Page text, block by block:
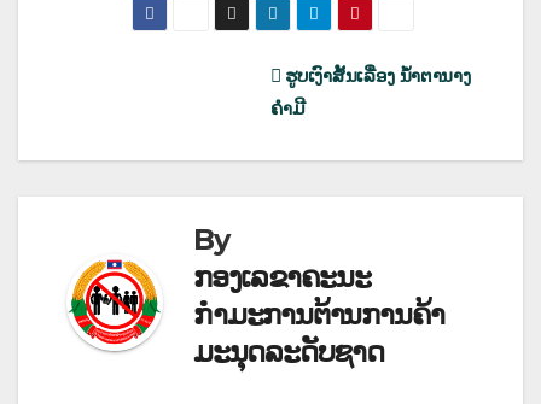
ບົດຄວາມ
ຮູບເງົາສັ້ນເລື່ອງ ນໍ້າຕານາງ
ຄຳມີ
By
ກອງເລຂາຄະນະ
ກຳມະການຕ້ານການຄ້າ
ມະນຸດລະດັບຊາດ